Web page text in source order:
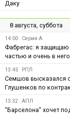
Даку
8 августа, суббота
14:00 Серия А
Фабрегас: я защищаю
частью и очень в
13:45 РПЛ
Семшов высказался
Глушенков по
13:32 АПЛ
"Барселона" хочет